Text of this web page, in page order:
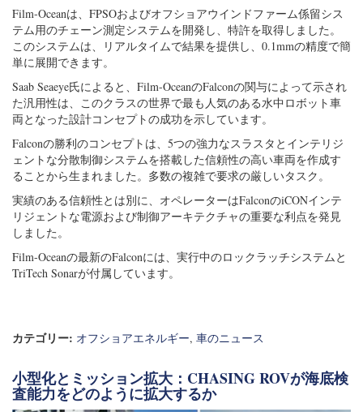
Film-Oceanは、FPSOおよびオフショアウインドファーム係留シス
テム用のチェーン測定システムを開発し、特許を取得しました。
このシステムは、リアルタイムで結果を提供し、0.1mmの精度で簡
単に展開できます。
Saab Seaeye氏によると、Film-OceanのFalconの関与によって示され
た汎用性は、このクラスの世界で最も人気のある水中ロボット車
両となった設計コンセプトの成功を示しています。
Falconの勝利のコンセプトは、5つの強力なスラスタとインテリジ
ェントな分散制御システムを搭載した信頼性の高い車両を作成す
ることから生まれました。多数の複雑で要求の厳しいタスク。
実績のある信頼性とは別に、オペレーターはFalconのiCONインテ
リジェントな電源および制御アーキテクチャの重要な利点を発見
しました。
Film-Oceanの最新のFalconには、実行中のロックラッチシステムと
TriTech Sonarが付属しています。
カテゴリー: オフショアエネルギー, 車のニュース
小型化とミッション拡大：CHASING ROVが海底検
査能力をどのように拡大するか